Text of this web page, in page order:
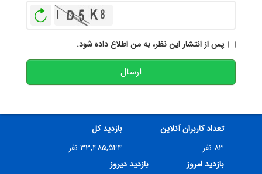
پس از انتشار این نظر، به من اطلاع داده شود.
ارسال
تعداد کاربران آنلاین
۸۳ نفر
بازدید کل
۳۳,۴۸۵,۵۴۴ نفر
بازدید امروز
بازدید دیروز